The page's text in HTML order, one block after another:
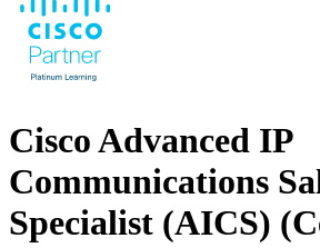
Cisco Advanced IP
Communications
Specialist (AICS)